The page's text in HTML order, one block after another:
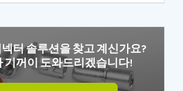
터 솔루션을 찾고 계신가요?
기꺼이 도와드리겠습니다!